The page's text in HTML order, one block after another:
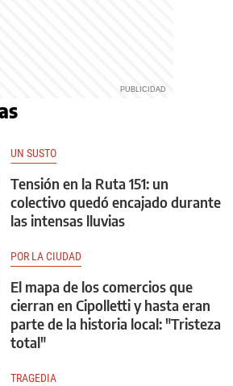
UN SUSTO
Tensión en la Ruta 151: un
colectivo quedó encajado durante
las intensas lluvias
POR LA CIUDAD
El mapa de los comercios que
cierran en Cipolletti y hasta eran
parte de la historia local: "Tristeza
total"
TRAGEDIA